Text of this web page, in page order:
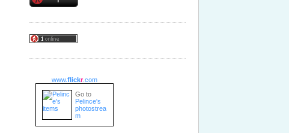
www.flickr.com
Go to
Pelince's
photostrea
m